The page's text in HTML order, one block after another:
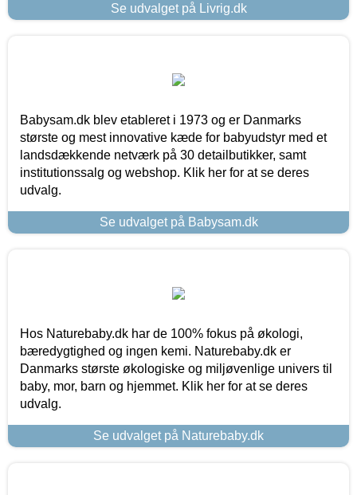
Se udvalget på Livrig.dk
Babysam.dk blev etableret i 1973 og er Danmarks
største og mest innovative kæde for babyudstyr med et
landsdækkende netværk på 30 detailbutikker, samt
institutionssalg og webshop. Klik her for at se deres
udvalg.
Se udvalget på Babysam.dk
Hos Naturebaby.dk har de 100% fokus på økologi,
bæredygtighed og ingen kemi. Naturebaby.dk er
Danmarks største økologiske og miljøvenlige univers til
baby, mor, barn og hjemmet. Klik her for at se deres
udvalg.
Se udvalget på Naturebaby.dk